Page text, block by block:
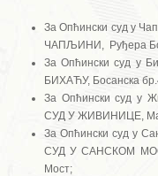
За Опћински суд у
ЧАПЉИНИ, Руђера
За Опћински суд у
БИХАЋУ, Босанска
За Опћински суд у
СУД У ЖИВИНИЦЕ,
За Опћински суд у
СУД У САНСКОМ
Мост;